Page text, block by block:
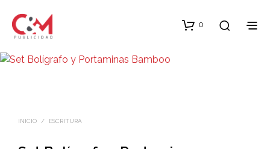
0
INICIO / ESCRITURA